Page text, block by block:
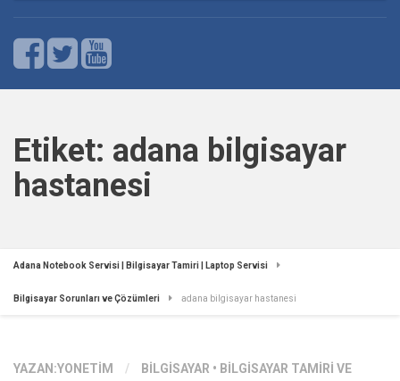
Etiket: adana bilgisayar
hastanesi
Adana Notebook Servisi | Bilgisayar Tamiri | Laptop Servisi
Bilgisayar Sorunları ve Çözümleri adana bilgisayar hastanesi
YAZAN:YONETIM / BILGISAYAR • BILGISAYAR TAMIRI VE